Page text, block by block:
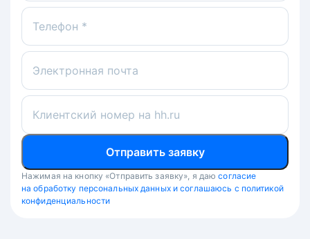
Телефон *
Электронная почта
Клиентский номер на hh.ru
Отправить заявку
Нажимая на кнопку «Отправить заявку», я даю согласие
на обработку персональных данных и соглашаюсь с политикой
конфиденциальности